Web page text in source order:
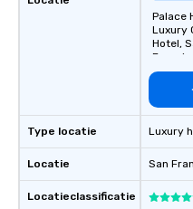
Type locatie
Locatie
Locatieclassificatie
Palace
Luxury
Hotel,
Luxury
San